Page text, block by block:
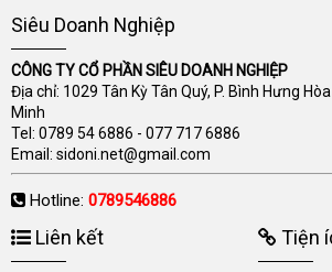
Siêu Doanh Nghiệp
CÔNG TY CỔ PHẦN SIÊU DOANH NGHIỆP
Địa chỉ: 1029 Tân Kỳ Tân Quý, P. Bình Hưng
Minh
Tel: 0789 54 6886 - 077 717 6886
Email: sidoni.net@gmail.com
Hotline: 0789546886
Liên kết Tiện